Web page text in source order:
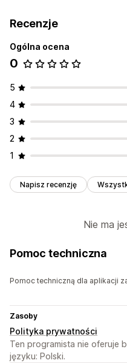
Recenzje
Ogólna ocena
0
5
4
3
2
1
Napisz recenzję
Nie ma
Pomoc techniczna
Pomoc techniczną dla aplikacji
Zasoby
Polityka prywatności
Ten programista nie oferuje
języku: Polski.